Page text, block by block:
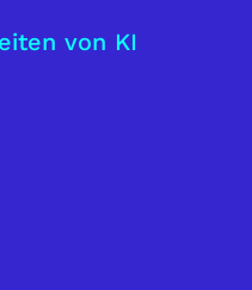
von KI